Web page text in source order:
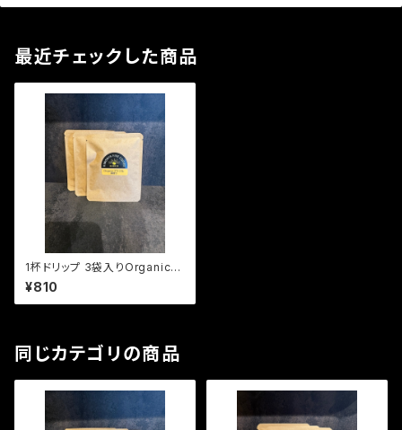
最近チェックした商品
1杯ドリップ 3袋入りOrganicブ
ラジル (深煎り)
¥810
同じカテゴリの商品